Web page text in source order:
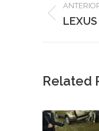
entre
Related